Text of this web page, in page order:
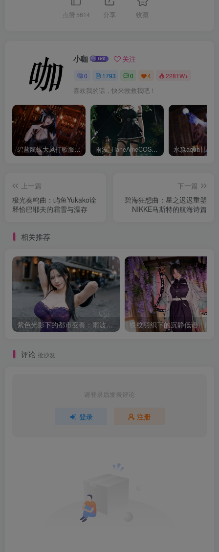
点赞 5614 分享 收藏
小咖 关注
0 1793 0 4 2281W+
喜欢我的话，快来救救我吧！
碧蓝航线大凤打歌服有多甜？看看水淼aquaCOS版本就知道 雨波_HaneAmeCOS：演绎尤贝尔的美丽与死亡的微笑
上一篇
极光奏鸣曲：屿鱼Yukako诠
释恰巴耶夫的霜雪与温存
下一篇
碧海狂想曲：星之迟迟重塑
NIKKE马斯特的航海诗篇
相关推荐
紫色光影下的都市变奏：雨波_HaneAme韩风小妈的街拍叙事
评论 抢沙发
请登录后发表评论
登录 注册